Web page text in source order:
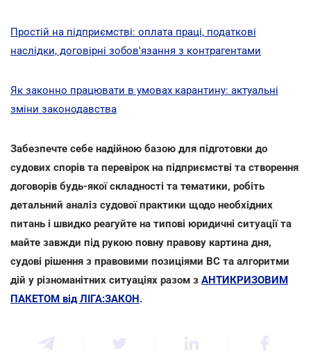
Простій на підприємстві: оплата праці, податкові
наслідки, договірні зобов'язання з контрагентами
Як законно працювати в умовах карантину: актуальні
зміни законодавства
Забезпечте себе надійною базою для підготовки до
судових спорів та перевірок на підприємстві та створення
договорів будь-якої складності та тематики, робіть
детальний аналіз судової практики щодо необхідних
питань і швидко реагуйте на типові юридичні ситуації та
майте завжди під рукою повну правову картина дня,
судові рішення з правовими позиціями ВС та алгоритми
дій у різноманітних ситуаціях разом з АНТИКРИЗОВИМ
ПАКЕТОМ від ЛІГА:ЗАКОН.